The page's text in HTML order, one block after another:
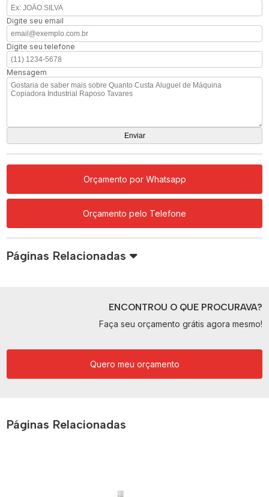
Digite seu email
Digite seu telefone
Mensagem
Orçamento por Whatsapp
Orçamento pelo Telefone
Páginas Relacionadas
ENCONTROU O QUE PROCURAVA?
Faça seu orçamento grátis agora mesmo!
Quero meu orçamento
Páginas Relacionadas